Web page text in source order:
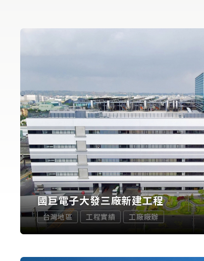
國巨電子大發三廠新建工程
台灣地區 工程實績 工廠廠辦